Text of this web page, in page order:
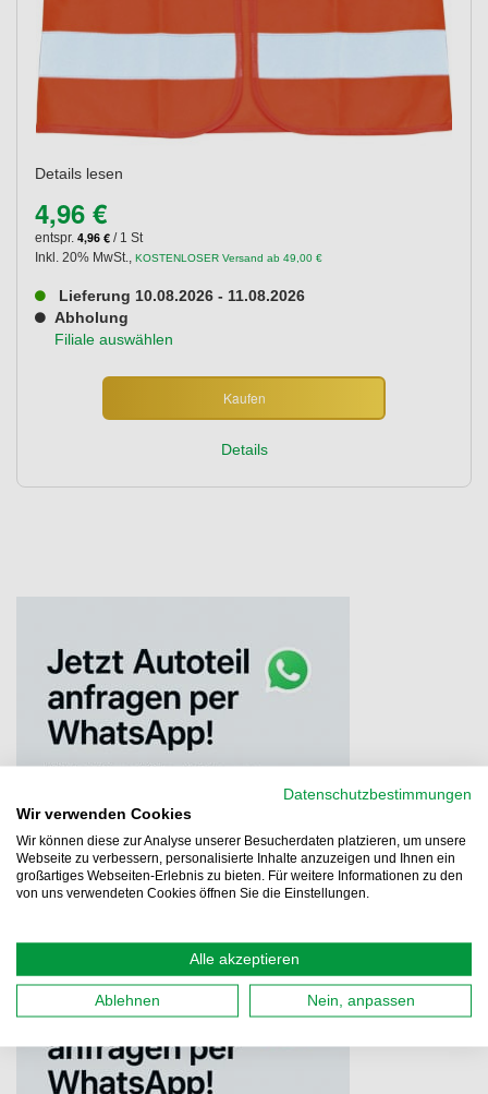
Details lesen
4,96 €
entspr. 4,96 € / 1 St
Inkl. 20% MwSt., KOSTENLOSER Versand ab 49,00 €
Lieferung 10.08.2026 - 11.08.2026
Abholung
Filiale auswählen
Kaufen
Details
Datenschutzbestimmungen
Wir verwenden Cookies
Wir können diese zur Analyse unserer Besucherdaten platzieren, um unsere
Webseite zu verbessern, personalisierte Inhalte anzuzeigen und Ihnen ein
großartiges Webseiten-Erlebnis zu bieten. Für weitere Informationen zu den
von uns verwendeten Cookies öffnen Sie die Einstellungen.
Alle akzeptieren
Ablehnen Nein, anpassen